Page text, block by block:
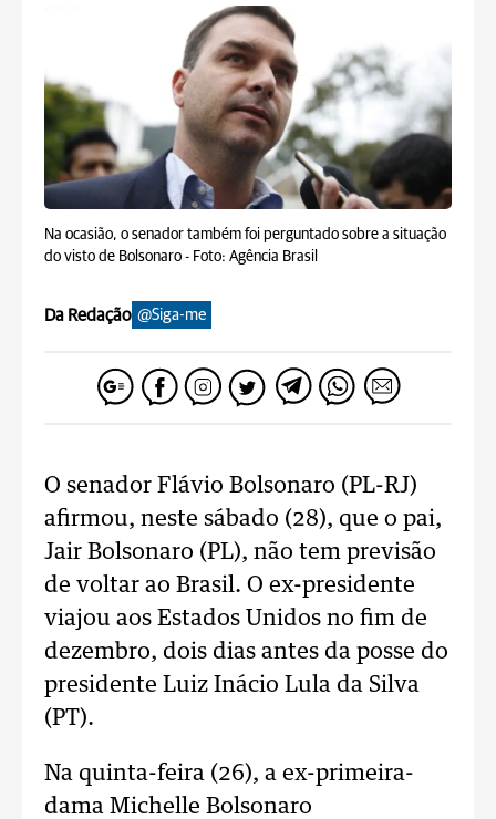
Na ocasião, o senador também foi perguntado sobre a situação
do visto de Bolsonaro - Foto: Agência Brasil
Da Redação @Siga-me
O senador Flávio Bolsonaro (PL-RJ)
afirmou, neste sábado (28), que o pai,
Jair Bolsonaro (PL), não tem previsão
de voltar ao Brasil. O ex-presidente
viajou aos Estados Unidos no fim de
dezembro, dois dias antes da posse do
presidente Luiz Inácio Lula da Silva
(PT).
Na quinta-feira (26), a ex-primeira-
dama Michelle Bolsonaro